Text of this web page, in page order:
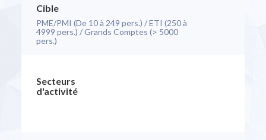
Cible
PME/PMI (De 10 à 249 pers.) / ETI (250 à
4999 pers.) / Grands Comptes (> 5000
pers.)
Secteurs
d'activité